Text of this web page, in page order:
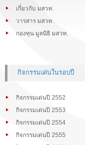
เกี่ยวกับ มสวท.
วารสาร มสวท.
กองทุน มูลนิธิ มสวท.
กิจกรรมเด่นในรอบปี
กิจกรรมเด่นปี 2552
กิจกรรมเด่นปี 2553
กิจกรรมเด่นปี 2554
กิจกรรมเด่นปี 2555